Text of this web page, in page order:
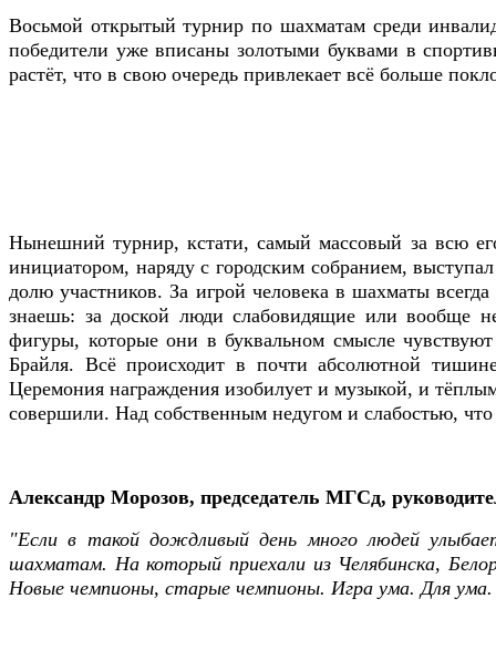
Восьмой открытый турнир по шахматам среди
победители уже вписаны золотыми буквами в
растёт, что в свою очередь привлекает всё больше
Нынешний турнир, кстати, самый массовый за всю
инициатором, наряду с городским собранием,
долю участников. За игрой человека в шахматы
знаешь: за доской люди слабовидящие или вообще
фигуры, которые они в буквальном смысле
Брайля. Всё происходит в почти абсолютной
Церемония награждения изобилует и музыкой, и
совершили. Над собственным недугом и слабостью,
Александр Морозов, председатель МГСд,
"Если в такой дождливый день много людей
шахматам. На который приехали из Челябинска,
Новые чемпионы, старые чемпионы. Игра ума. Для